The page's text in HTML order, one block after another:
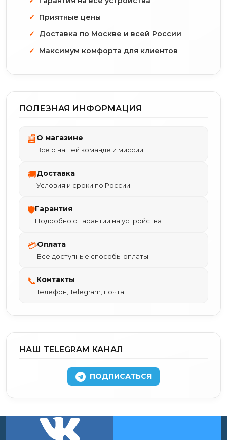
Приятные цены
Доставка по Москве и всей России
Максимум комфорта для клиентов
ПОЛЕЗНАЯ ИНФОРМАЦИЯ
🏬О магазине
Всё о нашей команде и миссии
🚚Доставка
Условия и сроки по России
🛡Гарантия
Подробно о гарантии на устройства
💳Оплата
Все доступные способы оплаты
📞Контакты
Телефон, Telegram, почта
НАШ TELEGRAM КАНАЛ
ПОДПИСАТЬСЯ